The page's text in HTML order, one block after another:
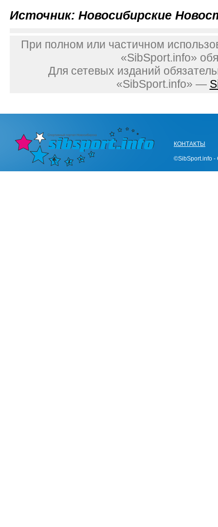
Источник: Новосибирские
При полном или частичном
«SibSport.info»
Для сетевых изданий
«SibSport.info» —
КОНТАКТЫ
©SibSport.info -